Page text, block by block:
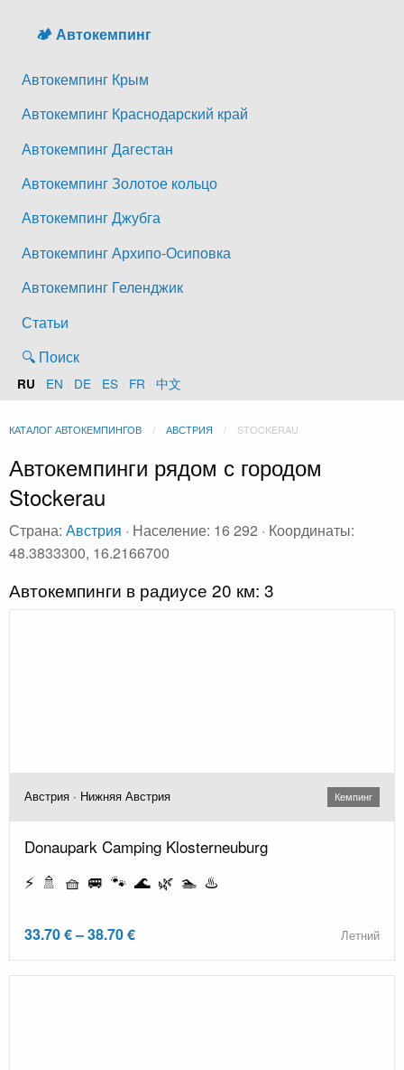
🏕️ Автокемпинг
Автокемпинг Крым
Автокемпинг Краснодарский край
Автокемпинг Дагестан
Автокемпинг Золотое кольцо
Автокемпинг Джубга
Автокемпинг Архипо-Осиповка
Автокемпинг Геленджик
Статьи
🔍 Поиск
RU · EN · DE · ES · FR · 中文
КАТАЛОГ АВТОКЕМПИНГОВ АВСТРИЯ STOCKERAU
Автокемпинги рядом с городом
Stockerau
Страна: Австрия · Население: 16 292 · Координаты:
48.3833300, 16.2166700
Автокемпинги в радиусе 20 км: 3
Австрия · Нижняя Австрия Кемпинг
Donaupark Camping Klosterneuburg
⚡ 🚿 🧺 🚐 🐾 🌊 🌿 🏊 ♨️
33.70 € – 38.70 € Летний